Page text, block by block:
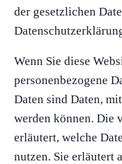
der gesetzlichen
Wenn Sie diese
personenbezogene
Daten sind Daten,
werden können. Die
erläutert, welche
nutzen. Sie erläutert